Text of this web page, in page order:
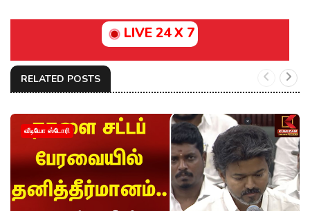
LIVE 24 X 7
RELATED POSTS
வீடியோ ஸ்டோரி